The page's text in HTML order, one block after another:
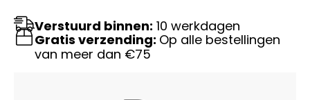
Verstuurd binnen: 10 werkdagen
Gratis verzending: Op alle bestellingen
van meer dan €75